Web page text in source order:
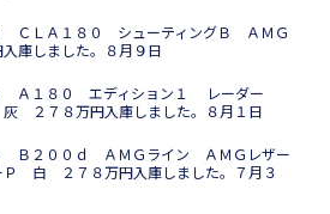
ＣＬＡ１８０ シューティングＢ ＡＭＧ
庫しました。８月９日
Ａ１８０ エディション１ レーダー
２７８万円入庫しました。８月１日
Ｂ２００ｄ ＡＭＧライン ＡＭＧレザー
白 ２７８万円入庫しました。７月３